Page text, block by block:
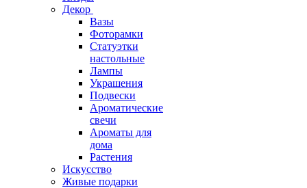
Декор
Вазы
Фоторамки
Статуэтки
настольные
Лампы
Украшения
Подвески
Ароматические
свечи
Ароматы для
дома
Растения
Искусство
Живые подарки